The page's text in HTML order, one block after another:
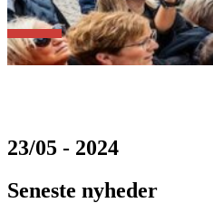
23/05 - 2024
Seneste nyheder